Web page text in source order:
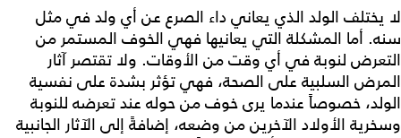
لا يختلف الولد الذي يعاني داء الصرع عن أي ولد في مثل
سنه. أما المشكلة التي يعانيها فهي الخوف المستمر من
التعرض لنوبة في أي وقت من الأوقات. ولا تقتصر آثار
المرض السلبية على الصحة، فهي تؤثر بشدة على نفسية
الولد، خصوصاً عندما يرى خوف من حوله عند تعرضه للنوبة
وسخرية الأولاد الآخرين من وضعه، إضافةً إلى الآثار الجانبية